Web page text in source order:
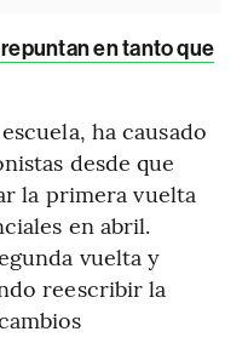
en tanto que
ha causado
desde que
la primera vuelta
en abril.
vuelta y
reescribir la